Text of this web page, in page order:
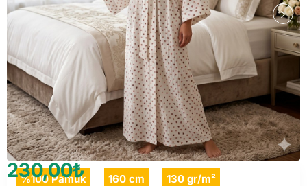
%100 Pamuk 160 cm 130 gr/m²
230,00₺